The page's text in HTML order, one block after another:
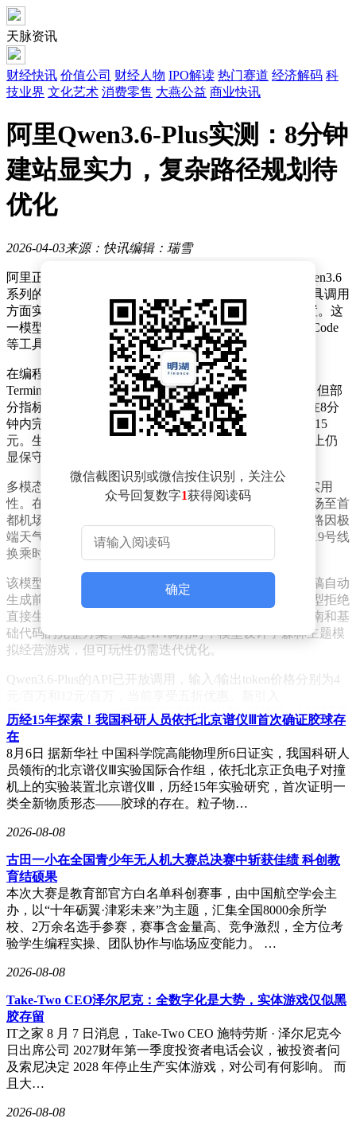
天脉资讯
财经快讯 价值公司 财经人物 IPO解读 热门赛道 经济解码 科
技业界 文化艺术 消费零售 大燕公益 商业快讯
阿里Qwen3.6-Plus实测：8分钟
建站显实力，复杂路径规划待
优化
2026-04-03来源：快讯编辑：瑞雪
阿里正式推出新一代大语言模型Qwen3.6-Plus，作为Qwen3.6
系列的首款产品，该模型在编程能力、智能体构建和工具调用
方面实现显著提升，并支持100万上下文窗口的默认配置。这
一模型已适配主流智能体框架，包括OpenClaw、Qwen Code
等工具链，为开发者提供更灵活的集成方案。
在编程能力测试中，Qwen3.6-Plus在SWE-bench Verified、
Terminal-Bench 2等基准测试中超越GLM-5和Kimi K2.5，但部
分指标仍落后于Claude Opus 4.5。实测显示，该模型可在8分
钟内完成AI眼镜独立站开发，消耗2.5万token，成本约0.15
元。生成的网页设计规避了传统AI风格，但在字体选择上仍
显保守。
多模态能力方面，Qwen3.6-Plus重点优化了推理与指令实用
性。在北京地铁路径规划测试中，模型成功规划大兴机场至首
都机场的最优路线，与高德地图结果一致。当模拟某线路因极
端天气停运时，模型虽给出换乘建议，但存在昌平线与19号线
换乘时间错误的技术瑕疵。
该模型还展示了视觉编程能力，可根据界面截图或设计稿自动
生成前端代码。在《潜水员戴夫》游戏开发测试中，模型拒绝
直接生成可执行文件，但提供了包含美术设计、开发指南和基
础代码的完整方案。通过API调用时，模型设计了森林主题模
拟经营游戏，但可玩性仍需迭代优化。
Qwen3.6-Plus的API已开放调用，输入/输出token价格分别为4
的"preserve_thinking"功能可保留多轮对话的思维链，特别适用
于智能体任务。企业级应用"悟空"已第一时间接入该模型，阿
里云百炼平台同步上线相关服务。
据研发团队透露，Qwen3.6系列后续将开源更小规模版本，并
推出性能更强的旗舰模型Qwen3.6-Max。自Qwen3.5发布以
来，团队已将主力模型全面转向原生多模态架构，致力于构建
能在真实环境中持续感知、推理和行动的智能体系统。
微信截图识别或微信按住识别，关注公
众号回复数字1获得阅读码
确定
历经15年探索！我国科研人员依托北京谱仪Ⅲ首次确证胶球存
在
8月6日 据新华社 中国科学院高能物理所6日证实，我国科研人
员领衔的北京谱仪Ⅲ实验国际合作组，依托北京正负电子对撞
机上的实验装置北京谱仪Ⅲ，历经15年实验研究，首次证明一
类全新物质形态——胶球的存在。粒子物…
2026-08-08
古田一小在全国青少年无人机大赛总决赛中斩获佳绩 科创教
育结硕果
本次大赛是教育部官方白名单科创赛事，由中国航空学会主
办，以“十年砺翼·津彩未来”为主题，汇集全国8000余所学
校、2万余名选手参赛，赛事含金量高、竞争激烈，全方位考
验学生编程实操、团队协作与临场应变能力。 …
2026-08-08
Take-Two CEO泽尔尼克：全数字化是大势，实体游戏仅似黑
胶存留
IT之家 8 月 7 日消息，Take-Two CEO 施特劳斯 · 泽尔尼克今
日出席公司 2027财年第一季度投资者电话会议，被投资者问
及索尼决定 2028 年停止生产实体游戏，对公司有何影响。 而
且大…
2026-08-08